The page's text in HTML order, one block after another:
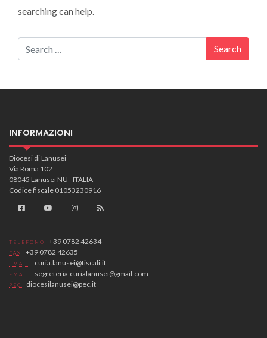
searching can help.
Search
INFORMAZIONI
Diocesi di Lanusei
Via Roma 102
08045 Lanusei NU - ITALIA
Codice fiscale 01053230916
TELEFONO +39 0782 42634
FAX +39 0782 42635
EMAIL curia.lanusei@tiscali.it
EMAIL segreteria.curialanusei@gmail.com
PEC diocesilanusei@pec.it